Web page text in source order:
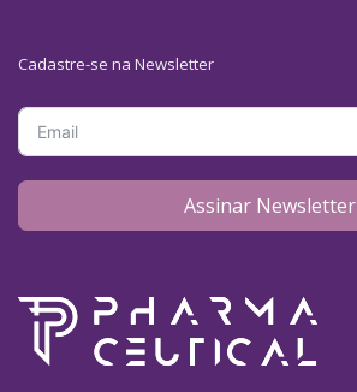
Cadastre-se na Newsletter
Assinar Newsletter